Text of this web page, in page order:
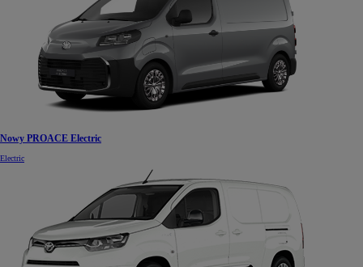
Nowy PROACE Electric
Electric